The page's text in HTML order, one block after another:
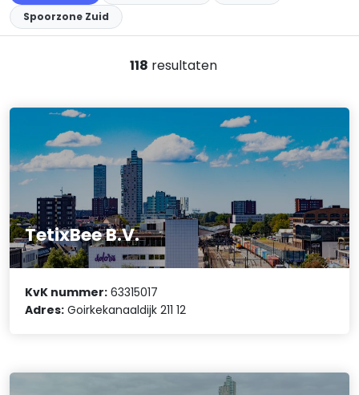
Spoorzone Zuid
118 resultaten
TetixBee B.V.
KvK nummer: 63315017
Adres: Goirkekanaaldijk 211 12